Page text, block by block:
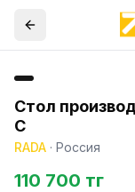
Стол
С
RADA · Россия
110 700 тг